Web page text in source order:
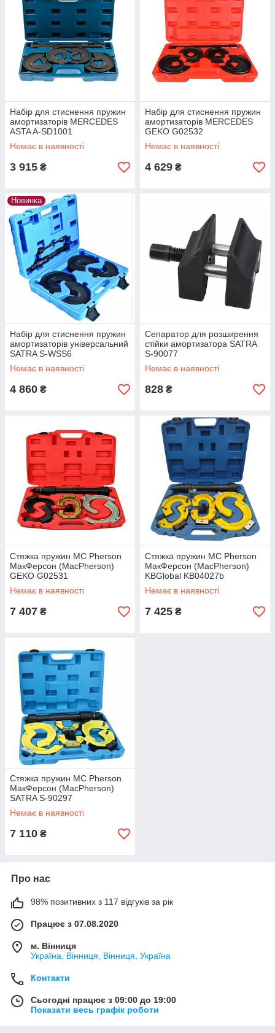
Набір для стиснення пружин
амортизаторів MERCEDES
ASTA A-SD1001
Немає в наявності
3 915 ₴
Набір для стиснення пружин
амортизаторів MERCEDES
GEKO G02532
Немає в наявності
4 629 ₴
Новинка
Набір для стиснення пружин
амортизаторів універсальний
SATRA S-WSS6
Немає в наявності
4 860 ₴
Сепаратор для розширення
стійки амортизатора SATRA
S-90077
Немає в наявності
828 ₴
Стяжка пружин MC Pherson
МакФерсон (MacPherson)
GEKO G02531
Немає в наявності
7 407 ₴
Стяжка пружин MC Pherson
МакФерсон (MacPherson)
KBGlobal KB04027b
Немає в наявності
7 425 ₴
Стяжка пружин MC Pherson
МакФерсон (MacPherson)
SATRA S-90297
Немає в наявності
7 110 ₴
Про нас
98% позитивних з 117 відгуків за рік
Працює з 07.08.2020
м. Вінниця
Україна, Вінниця, Вінниця, Україна
Контакти
Сьогодні працює з 09:00 до 19:00
Показати весь графік роботи